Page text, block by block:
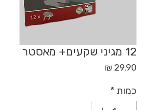
12 מגיני שקעים+ מאסטר
כמות *